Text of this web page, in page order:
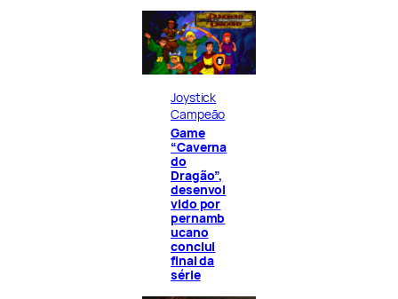
Joystick
Campeão
Game
“Caverna
do
Dragão”,
desenvol
vido por
pernamb
ucano
conclui
final da
série